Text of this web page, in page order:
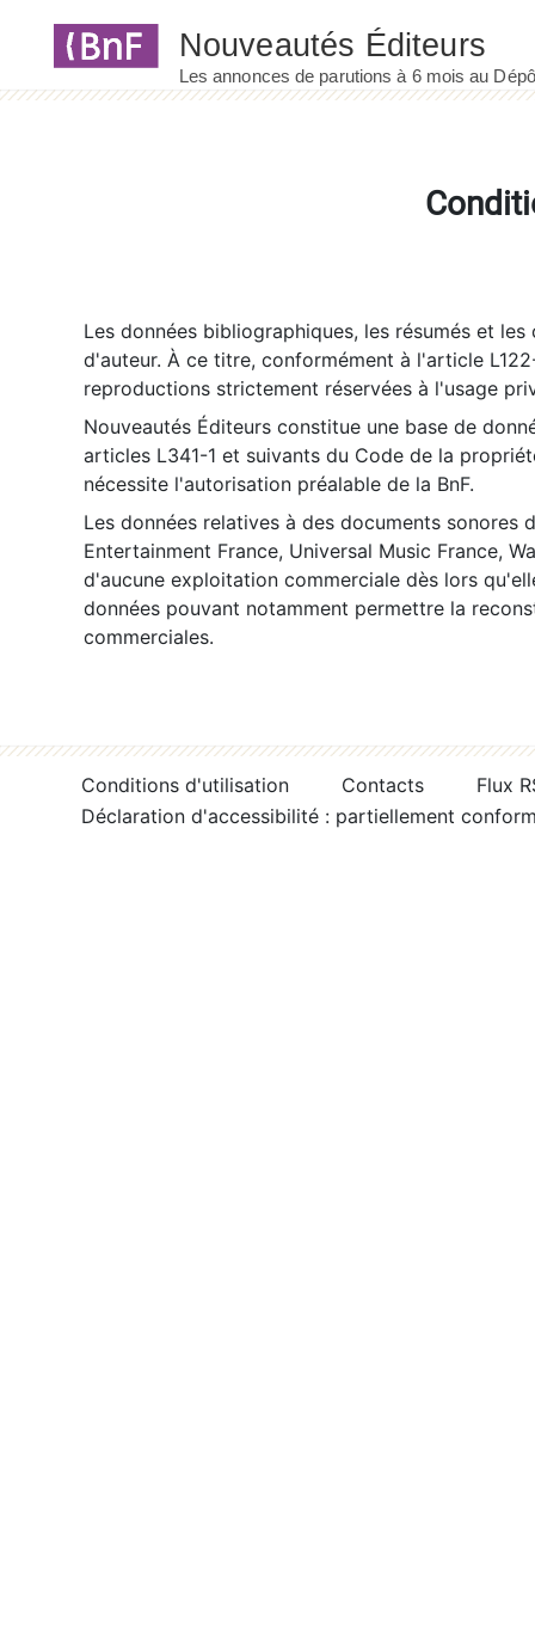
Les données bibliographiques, les résumés et
d'auteur. À ce titre, conformément à l'article
reproductions strictement réservées à l'usage
Nouveautés Éditeurs constitue une base de
articles L341-1 et suivants du Code de la
nécessite l'autorisation préalable de la BnF.
Les données relatives à des documents sonores
Entertainment France, Universal Music France,
d'aucune exploitation commerciale dès lors
données pouvant notamment permettre la
commerciales.
Conditions d'utilisation Contacts
Flux
Déclaration d'accessibilité : partiellement